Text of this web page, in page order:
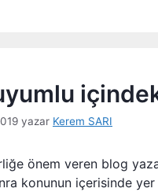
yazar Kerem SARI
önem veren blog
konunun içerisinde